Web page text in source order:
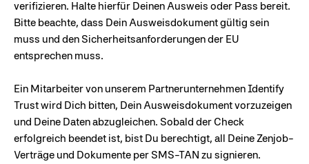
verifizieren. Halte hierfür Deinen Ausweis oder Pass bereit.
Bitte beachte, dass Dein Ausweisdokument gültig sein
muss und den Sicherheitsanforderungen der EU
entsprechen muss.
Ein Mitarbeiter von unserem Partnerunternehmen Identify
Trust wird Dich bitten, Dein Ausweisdokument vorzuzeigen
und Deine Daten abzugleichen. Sobald der Check
erfolgreich beendet ist, bist Du berechtigt, all Deine Zenjob-
Verträge und Dokumente per SMS-TAN zu signieren.